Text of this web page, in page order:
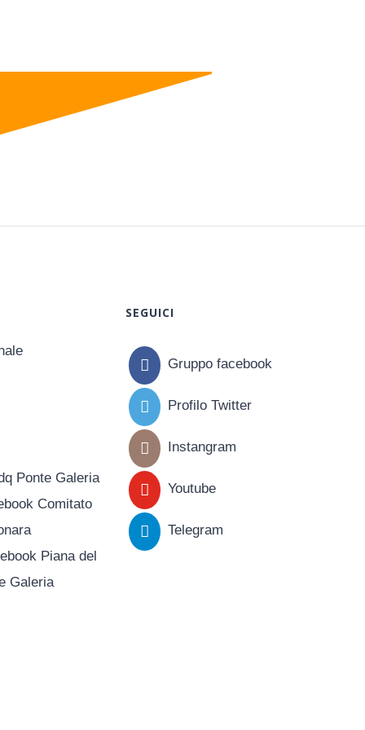
Ponte Galeria
Comitato
Piana del
Galeria
SEGUICI
Gruppo facebook
Profilo Twitter
Instangram
Youtube
Telegram